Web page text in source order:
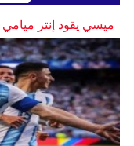
ميسي يقود إنتر